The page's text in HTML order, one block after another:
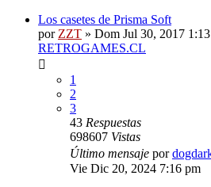
Los casetes de Prisma Soft
por ZZT » Dom Jul 30, 2017
RETROGAMES.CL
1
2
3
43 Respuestas
698607 Vistas
Último mensaje por
Vie Dic 20, 2024 7:16 pm